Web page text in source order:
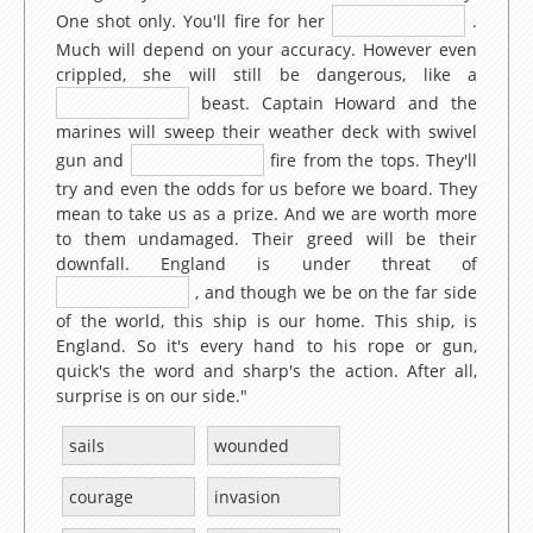
Lesson 19 – Do you like..?
Lesson 20 – My daily routine
Lesson 21 – How much is this dress ?
Lesson 22 – Can you tell me the way to…?
Lesson 23 – What are you doing ?
Lesson 24 – Can you come and see me this
evening ?
Lesson 25 – What did you do yesterday night ?
Lesson 26 – Where did you go on holidays last
summer ?
when…?
Lesson 28 – But, I have just finished the
housework !
One shot only. You'll fire for her
.
Much will depend on your accuracy. However even
crippled, she will still be dangerous, like a
beast. Captain Howard and the
marines will sweep their weather deck with swivel
gun and
fire from the tops. They'll
try and even the odds for us before we board. They
mean to take us as a prize. And we are worth more
to them undamaged. Their greed will be their
downfall. England is under threat of
, and though we be on the far side
of the world, this ship is our home. This ship, is
England. So it's every hand to his rope or gun,
quick's the word and sharp's the action. After all,
surprise is on our side."
sails wounded
courage invasion